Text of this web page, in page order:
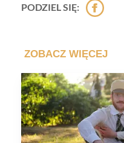
PODZIEL SIĘ: